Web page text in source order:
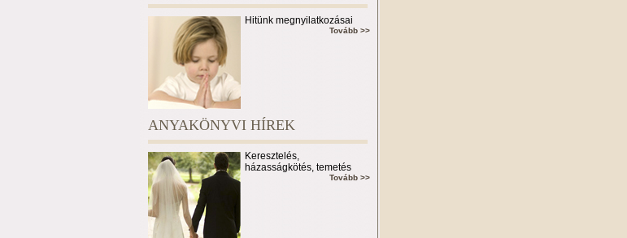
Hitünk megnyilatkozásai
Tovább >>
ANYAKÖNYVI HÍREK
Keresztelés,
házasságkötés, temetés
Tovább >>